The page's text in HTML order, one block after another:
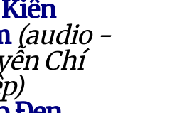
(audio -
Chí